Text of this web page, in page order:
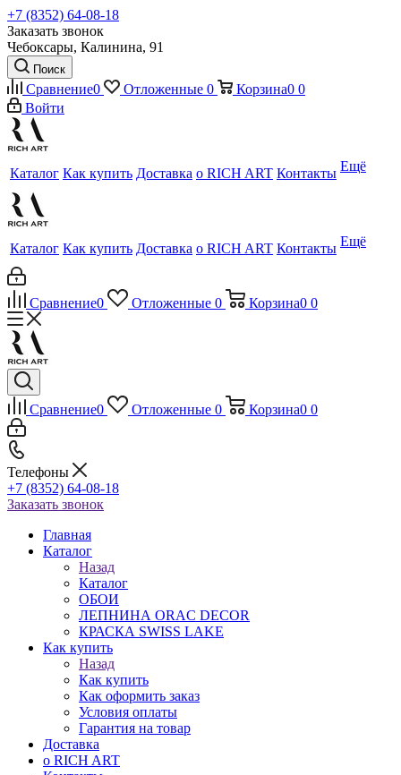
+7 (8352) 64-08-18
Заказать звонок
Чебоксары, Калинина, 91
Поиск
Сравнение0 Отложенные 0 Корзина0 0
Войти
Каталог Как купить Доставка о RICH ART Контакты Ещё
Каталог Как купить Доставка о RICH ART Контакты Ещё
Сравнение0 Отложенные 0 Корзина0 0
Сравнение0 Отложенные 0 Корзина0 0
Телефоны
+7 (8352) 64-08-18
Заказать звонок
Главная
Каталог
Назад
Каталог
ОБОИ
ЛЕПНИНА ORAC DECOR
КРАСКА SWISS LAKE
Как купить
Назад
Как купить
Как оформить заказ
Условия оплаты
Гарантия на товар
Доставка
о RICH ART